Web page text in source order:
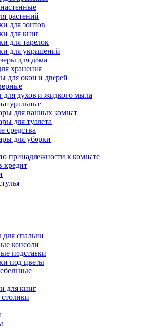
растений
для зонтов
для книг
для тарелок
для украшений
для дома
хранения
для окон и дверей
для духов и жидкого мыла
для ванных комнат
для туалета
средства
для уборки
принадлежности к комнате
кредит
спальни
консоли
подставки
под цветы
для книг